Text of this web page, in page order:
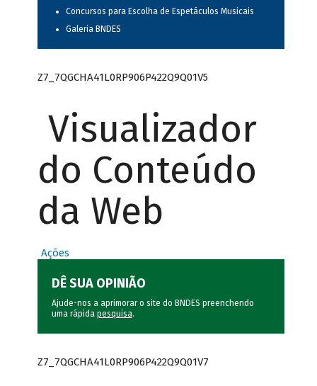
Concursos para Escolha de Espetáculos Musicais
Galeria BNDES
Z7_7QGCHA41L0RP906P422Q9Q01V5
Visualizador
do Conteúdo
da Web
Ações
DÊ SUA OPINIÃO
Ajude-nos a aprimorar o site do BNDES preenchendo
uma rápida pesquisa.
Z7_7QGCHA41L0RP906P422Q9Q01V7